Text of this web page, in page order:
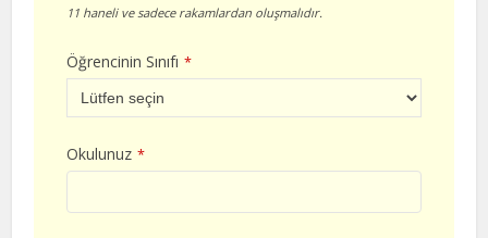
11 haneli ve sadece rakamlardan oluşmalıdır.
Öğrencinin Sınıfı *
Okulunuz *